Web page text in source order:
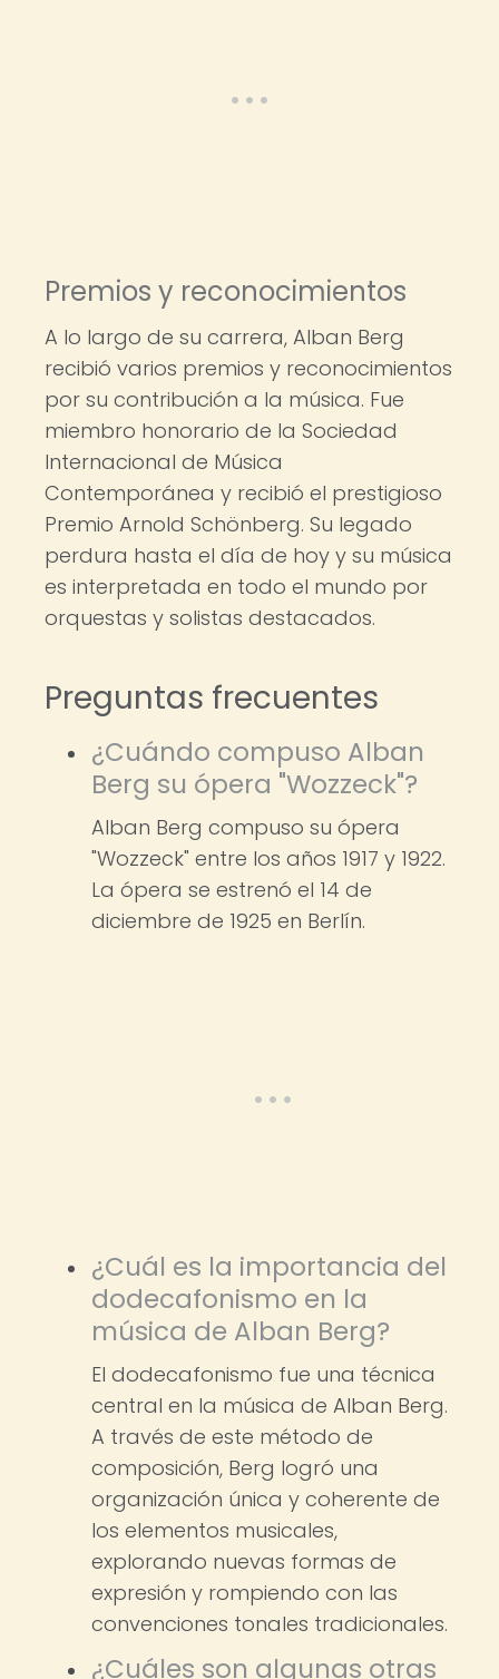
Premios y reconocimientos
A lo largo de su carrera, Alban Berg
recibió varios premios y reconocimientos
por su contribución a la música. Fue
miembro honorario de la Sociedad
Internacional de Música
Contemporánea y recibió el prestigioso
Premio Arnold Schönberg. Su legado
perdura hasta el día de hoy y su música
es interpretada en todo el mundo por
orquestas y solistas destacados.
Preguntas frecuentes
¿Cuándo compuso Alban
Berg su ópera "Wozzeck"?
Alban Berg compuso su ópera
"Wozzeck" entre los años 1917 y 1922.
La ópera se estrenó el 14 de
diciembre de 1925 en Berlín.
¿Cuál es la importancia del
dodecafonismo en la
música de Alban Berg?
El dodecafonismo fue una técnica
central en la música de Alban Berg.
A través de este método de
composición, Berg logró una
organización única y coherente de
los elementos musicales,
explorando nuevas formas de
expresión y rompiendo con las
convenciones tonales tradicionales.
¿Cuáles son algunas otras